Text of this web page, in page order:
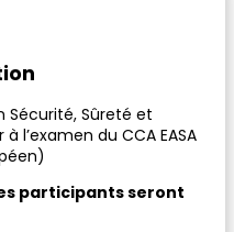
Sécurité, Sûreté et
l’examen du CCA EASA
participants seront